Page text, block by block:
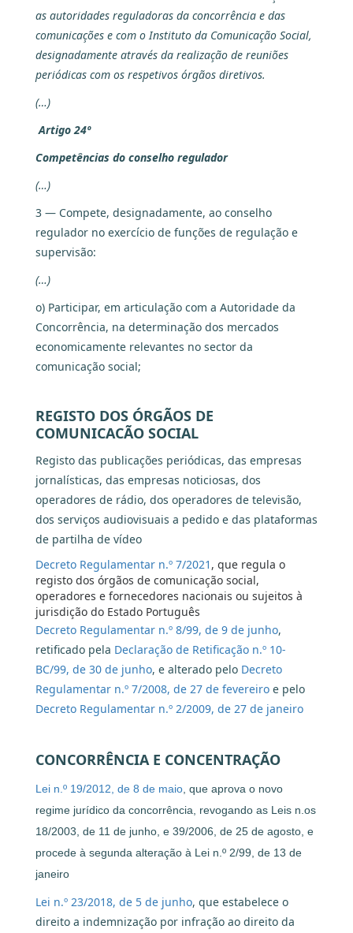
as autoridades reguladoras da concorrência e das
comunicações e com o Instituto da Comunicação Social,
designadamente através da realização de reuniões
periódicas com os respetivos órgãos diretivos.
(…)
Artigo 24º
Competências do conselho regulador
(…)
3 — Compete, designadamente, ao conselho
regulador no exercício de funções de regulação e
supervisão:
(…)
o) Participar, em articulação com a Autoridade da
Concorrência, na determinação dos mercados
economicamente relevantes no sector da
comunicação social;
REGISTO DOS ÓRGÃOS DE
COMUNICACÃO SOCIAL
Registo das publicações periódicas, das empresas
jornalísticas, das empresas noticiosas, dos
operadores de rádio, dos operadores de televisão,
dos serviços audiovisuais a pedido e das plataformas
de partilha de vídeo
Decreto Regulamentar n.º 7/2021 , que regula o
registo dos órgãos de comunicação social,
operadores e fornecedores nacionais ou sujeitos à
jurisdição do Estado Português
Decreto Regulamentar n.º 8/99, de 9 de junho,
retificado pela Declaração de Retificação n.º 10-
BC/99, de 30 de junho, e alterado pelo Decreto
Regulamentar n.º 7/2008, de 27 de fevereiro e pelo
Decreto Regulamentar n.º 2/2009, de 27 de janeiro
CONCORRÊNCIA E CONCENTRAÇÃO
Lei n.º 19/2012, de 8 de maio , que aprova o novo
regime jurídico da concorrência, revogando as Leis n.os
18/2003, de 11 de junho, e 39/2006, de 25 de agosto, e
procede à segunda alteração à Lei n.º 2/99, de 13 de
janeiro
Lei n.º 23/2018, de 5 de junho, que estabelece o
direito a indemnização por infração ao direito da